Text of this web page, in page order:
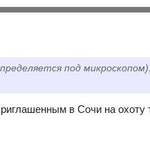
под микроскопом).
в Сочи на охоту